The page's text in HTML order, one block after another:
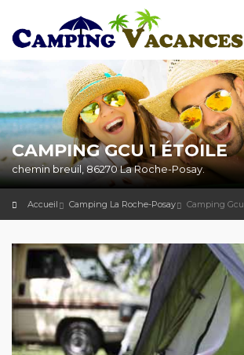
CAMPING GCU 1 ÉTOILE
chemin breuil, 86270 La Roche-Posay.
Accueil Camping La Roche-Posay Camping Gcu